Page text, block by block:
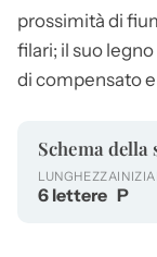
prossimità di
filari; il suo
di compensato
Schema della
LUNGHEZZA
6 lettere P